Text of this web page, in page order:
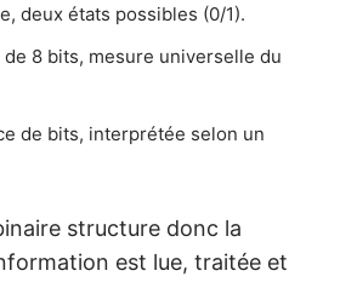
deux états possibles (0/1).
de 8 bits, mesure universelle du
de bits, interprétée selon un
structure donc la
est lue, traitée et